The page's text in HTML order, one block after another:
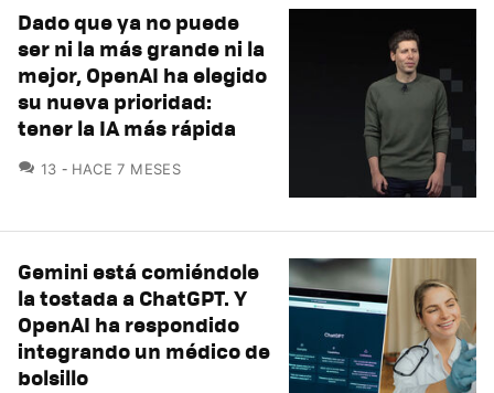
Dado que ya no puede
ser ni la más grande ni la
mejor, OpenAI ha elegido
su nueva prioridad:
tener la IA más rápida
13 COMENTARIOS
HACE 7 MESES
Gemini está comiéndole
la tostada a ChatGPT. Y
OpenAI ha respondido
integrando un médico de
bolsillo